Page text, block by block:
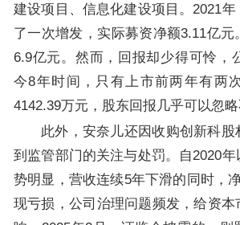
建设项目、信息化建设项目。2021
了一次增发，实际募资净额3.11亿元
6.9亿元。然而，回报却少得可怜，
今8年时间，只有上市前两年有两
4142.39万元，股东回报几乎可以忽略
此外，安奈儿还因收购创新科股
到监管部门的关注与处罚。自2020
势明显，营收连续5年下滑的同时，
现亏损，公司治理问题频发，给资本